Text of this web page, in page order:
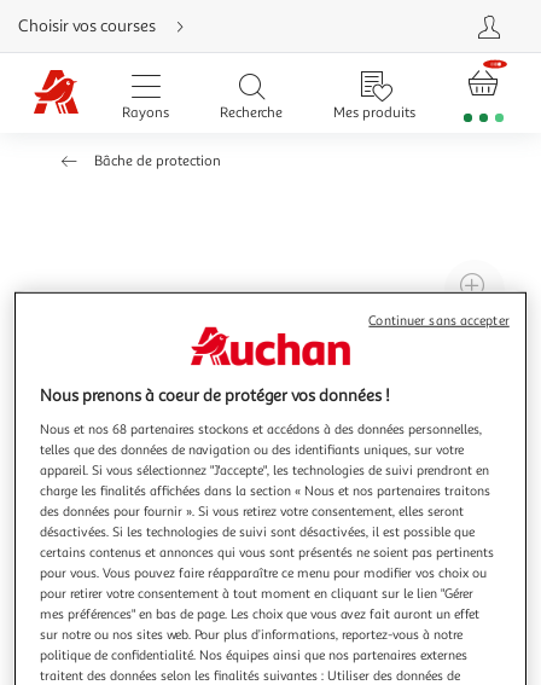
Aller
directement
au
contenu
Aller
directement
Aller
Choisir vos courses
Rayons Recherche Mes produits
Bâche de protection
Bâche de protection - Vert - 1,5x6m
Nous prenons à coeur de protéger vos données !
Nous et nos 68 partenaires stockons et accédons à des données personnelles,
telles que des données de navigation ou des identifiants uniques, sur votre
appareil. Si vous sélectionnez "J'accepte", les technologies de suivi prendront en
charge les finalités affichées dans la section « Nous et nos partenaires traitons
des données pour fournir ». Si vous retirez votre consentement, elles seront
désactivées. Si les technologies de suivi sont désactivées, il est possible que
certains contenus et annonces qui vous sont présentés ne soient pas pertinents
pour vous. Vous pouvez faire réapparaître ce menu pour modifier vos choix ou
pour retirer votre consentement à tout moment en cliquant sur le lien "Gérer
mes préférences" en bas de page. Les choix que vous avez fait auront un effet
sur notre ou nos sites web. Pour plus d’informations, reportez-vous à notre
politique de confidentialité. Nos équipes ainsi que nos partenaires externes
traitent des données selon les finalités suivantes : Utiliser des données de
Continuer sans accepter